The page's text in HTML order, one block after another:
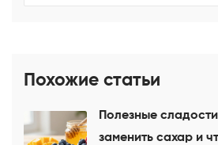
Похожие статьи
Полезные
заменить сахар и